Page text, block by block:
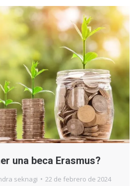
una beca Erasmus?
seknagi 22 de febrero de 2024